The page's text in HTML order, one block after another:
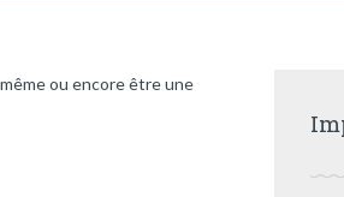
ou encore être une